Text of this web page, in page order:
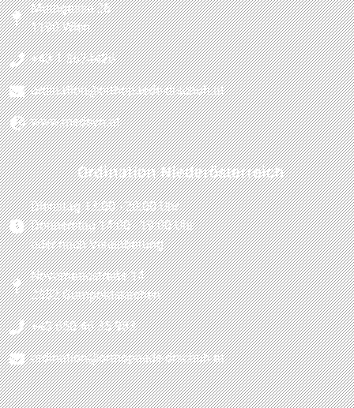
Muthgasse 26
1190 Wien
+43 1 3674426
ordination@orthopaede-drschuh.at
www.medsyn.at
Ordination Niederösterreich
Dienstag 13:00 - 20:00 Uhr
Donnerstag 14:00 - 19:00 Uhr
oder nach Vereinbarung
Novomaticstraße 14
2352 Gumpoldskirchen
+43 650 46 35 983
ordination@orthopaede-drschuh.at